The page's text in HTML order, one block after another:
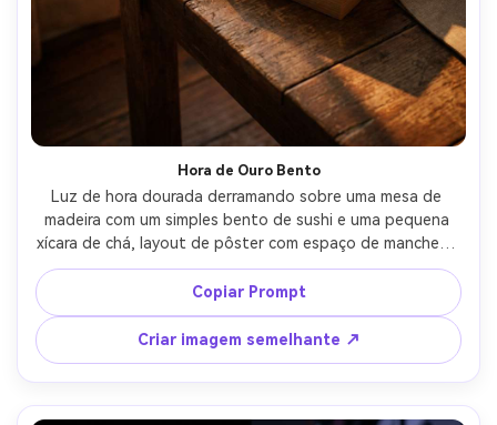
Hora de Ouro Bento
Luz de hora dourada derramando sobre uma mesa de
madeira com um simples bento de sushi e uma pequena
xícara de chá, layout de pôster com espaço de manchete
e vinheta suave, listras de sol quentes e preenchimento
macio, Sony A7R IV 35mm f/1.8, composição ligeiramente
fora do centro, humor nostálgico, texturas realistas,
sombras naturais, alta resolução, foco nítido,
classificação de cores cinematográficas-AR 4:5
Copiar Prompt
Criar imagem semelhante ↗